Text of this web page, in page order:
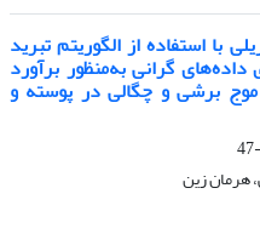
استفاده از الگوریتم تبرید
گرانی به‌منظور برآورد
برشی و چگالی در پوسته و
هرمان زین